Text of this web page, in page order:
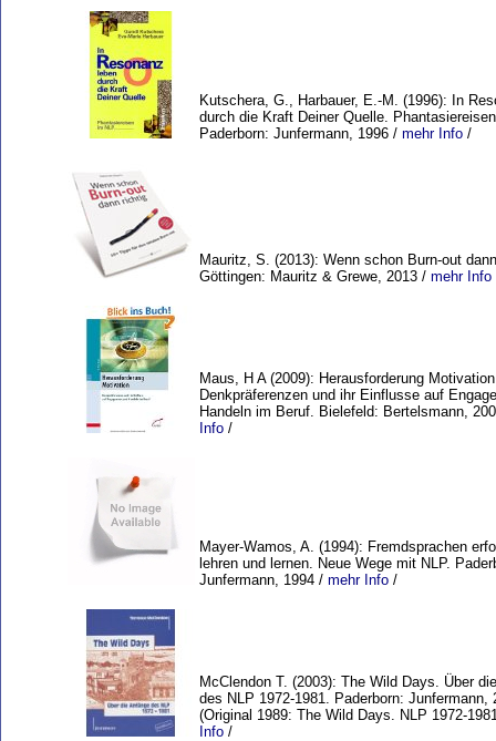
Kutschera, G., Harbauer, E.-M. (1996): In
durch die Kraft Deiner Quelle.
Paderborn: Junfermann, 1996 / mehr Info /
Mauritz, S. (2013): Wenn schon Burn-out
Göttingen: Mauritz & Grewe, 2013 / mehr Info
Maus, H A (2009): Herausforderung
Denkpräferenzen und ihr Einflusse auf
Handeln im Beruf. Bielefeld: Bertelsmann,
Info /
Mayer-Wamos, A. (1994): Fremdsprachen
lehren und lernen. Neue Wege mit NLP.
Junfermann, 1994 / mehr Info /
McClendon T. (2003): The Wild Days. Über
des NLP 1972-1981. Paderborn: Junfermann,
(Original 1989: The Wild Days. NLP 1972-
Info /